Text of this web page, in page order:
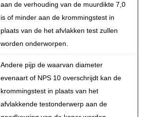
aan de verhouding van de muurdikte 7,0
is of minder aan de krommingstest in
plaats van de het afvlakken test zullen
worden onderworpen.
Andere pijp de waarvan diameter
evenaart of NPS 10 overschrijdt kan de
krommingstest in plaats van het
afvlakkende testonderwerp aan de